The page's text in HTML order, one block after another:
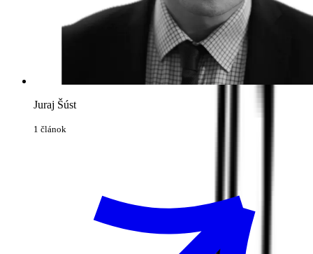
Juraj Šúst
1 článok